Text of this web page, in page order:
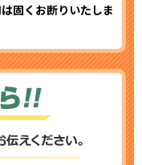
固くお断りいたしま